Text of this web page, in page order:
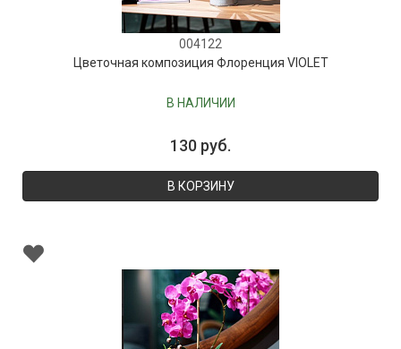
004122
Цветочная композиция Флоренция VIOLET
В НАЛИЧИИ
130 руб.
В КОРЗИНУ